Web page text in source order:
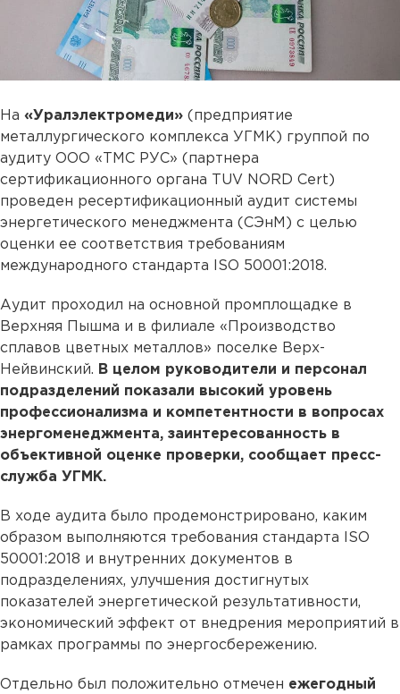
На «Уралэлектромеди» (предприятие
металлургического комплекса УГМК) группой по
аудиту ООО «ТМС РУС» (партнера
сертификационного органа TUV NORD Cert)
проведен ресертификационный аудит системы
энергетического менеджмента (СЭнМ) с целью
оценки ее соответствия требованиям
международного стандарта ISO 50001:2018.
Аудит проходил на основной промплощадке в
Верхняя Пышма и в филиале «Производство
сплавов цветных металлов» поселке Верх-
Нейвинский. В целом руководители и персонал
подразделений показали высокий уровень
профессионализма и компетентности в вопросах
энергоменеджмента, заинтересованность в
объективной оценке проверки, сообщает пресс-
служба УГМК.
В ходе аудита было продемонстрировано, каким
образом выполняются требования стандарта ISO
50001:2018 и внутренних документов в
подразделениях, улучшения достигнутых
показателей энергетической результативности,
экономический эффект от внедрения мероприятий в
рамках программы по энергосбережению.
Отдельно был положительно отмечен ежегодный